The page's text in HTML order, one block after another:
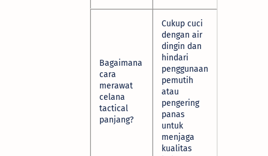
Bagaimana
cara
merawat
celana
tactical
panjang?
Cukup cuci
dengan air
dingin dan
hindari
penggunaan
pemutih
atau
pengering
panas
untuk
menjaga
kualitas